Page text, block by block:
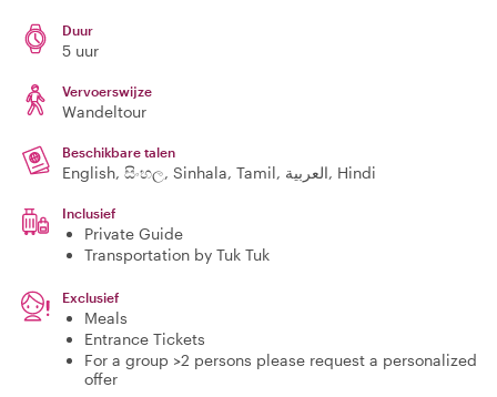
Duur
5 uur
Vervoerswijze
Wandeltour
Beschikbare talen
English, සිංහල, Sinhala, Tamil, العربية, Hindi
Inclusief
Private Guide
Transportation by Tuk Tuk
Exclusief
Meals
Entrance Tickets
For a group >2 persons please request a personalized
offer